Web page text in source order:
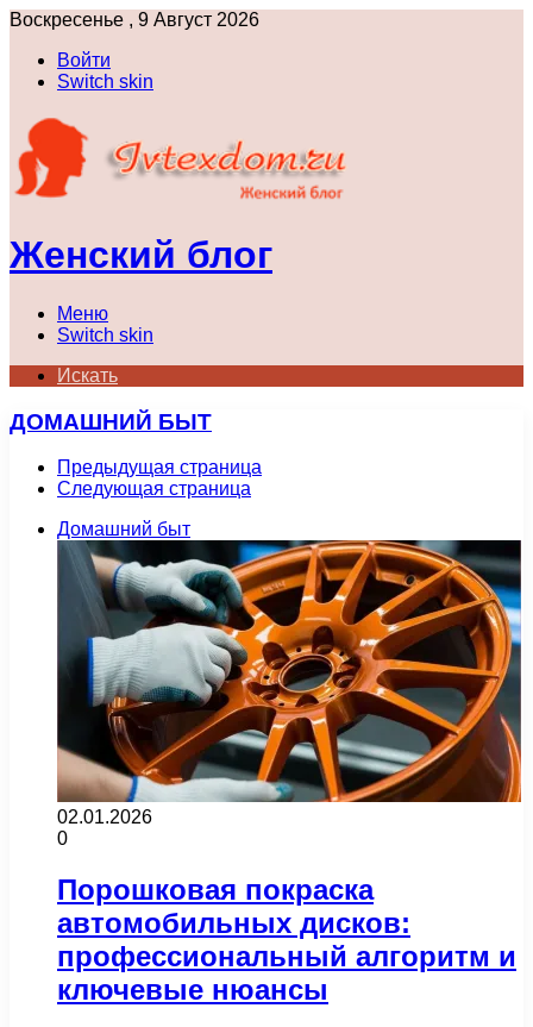
Воскресенье , 9 Август 2026
Войти
Switch skin
Женский блог
Меню
Switch skin
Искать
ДОМАШНИЙ БЫТ
Предыдущая страница
Следующая страница
Домашний быт
02.01.2026
0
Порошковая покраска
автомобильных дисков:
профессиональный алгоритм и
ключевые нюансы